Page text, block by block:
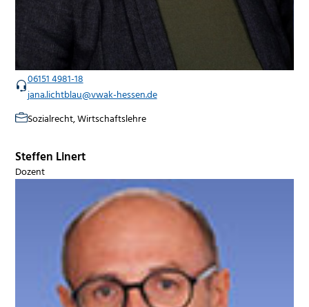
06151 4981-18
jana.lichtblau@vwak-hessen.de
Sozialrecht, Wirtschaftslehre
Steffen Linert
Dozent